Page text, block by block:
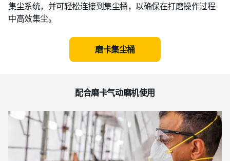
集尘系统，并可轻松连接到集尘桶，以确保在打磨操作过程
中高效集尘。
磨卡集尘桶
配合磨卡气动磨机使用